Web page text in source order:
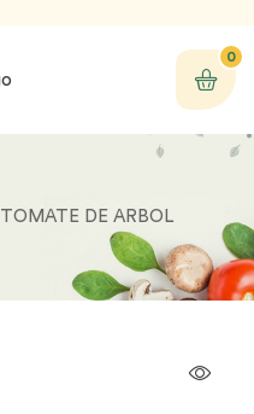
0
TOMATE DE ARBOL